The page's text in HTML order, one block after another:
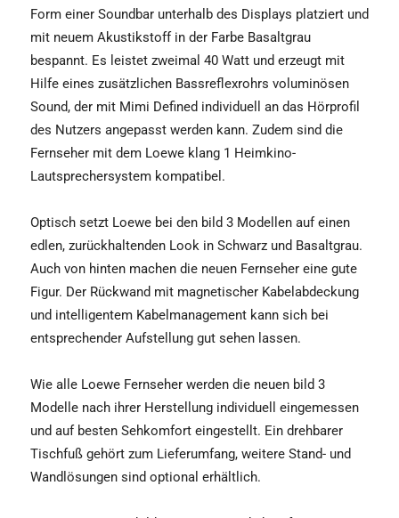
Form einer Soundbar unterhalb des Displays platziert und
mit neuem Akustikstoff in der Farbe Basaltgrau
bespannt. Es leistet zweimal 40 Watt und erzeugt mit
Hilfe eines zusätzlichen Bassreflexrohrs voluminösen
Sound, der mit Mimi Defined individuell an das Hörprofil
des Nutzers angepasst werden kann. Zudem sind die
Fernseher mit dem Loewe klang 1 Heimkino-
Lautsprechersystem kompatibel.
Optisch setzt Loewe bei den bild 3 Modellen auf einen
edlen, zurückhaltenden Look in Schwarz und Basaltgrau.
Auch von hinten machen die neuen Fernseher eine gute
Figur. Der Rückwand mit magnetischer Kabelabdeckung
und intelligentem Kabelmanagement kann sich bei
entsprechender Aufstellung gut sehen lassen.
Wie alle Loewe Fernseher werden die neuen bild 3
Modelle nach ihrer Herstellung individuell eingemessen
und auf besten Sehkomfort eingestellt. Ein drehbarer
Tischfuß gehört zum Lieferumfang, weitere Stand- und
Wandlösungen sind optional erhältlich.